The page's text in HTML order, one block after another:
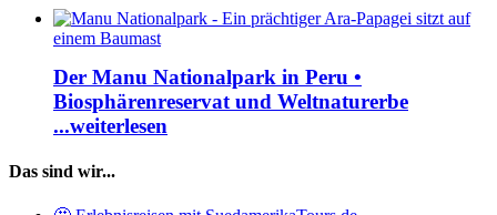
Der Manu Nationalpark in Peru •
Biosphärenreservat und Weltnaturerbe
...weiterlesen
Das sind wir...